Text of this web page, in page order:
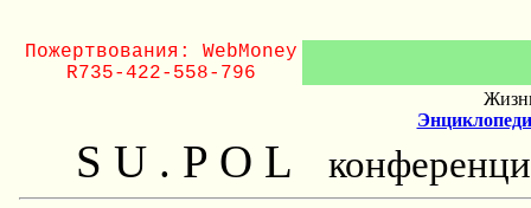
Пожертвования: WebMoney
R735-422-558-796
S U . P O L